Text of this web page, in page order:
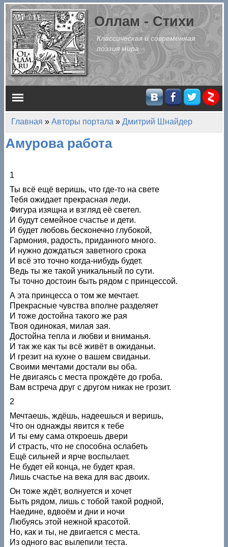
Перейти к основному содержанию
Оллам - Стихи
Классическая и современная
поэзия мира
Главное меню
Вы здесь
Главная » Авторы портала » Дмитрий Шнайдер
Амурова работа
1
Ты всё ещё веришь, что где-то на свете
Тебя ожидает прекрасная леди.
Фигура изящна и взгляд её светел.
И будут семейное счастье и дети.
И будет любовь бесконечно глубокой,
Гармония, радость, приданного много.
И нужно дождаться заветного срока
И всё это точно когда-нибудь будет.
Ведь ты же такой уникальный по сути.
Ты точно достоин быть рядом с принцессой.
А эта принцесса о том же мечтает.
Прекрасные чувства вполне разделяет
И тоже достойна такого же рая
Твоя одинокая, милая зая.
Достойна тепла и любви и вниманья.
И так же как ты всё живёт в ожиданьи.
И грезит на кухне о вашем свиданьи.
Своими мечтами достали вы оба.
Не двигаясь с места прождёте до гроба.
Вам встреча друг с другом никак не грозит.
2
Мечтаешь, ждёшь, надеешься и веришь,
Что он однажды явится к тебе
И ты ему сама откроешь двери
И страсть, что не способна ослабеть
Ещё сильней и ярче воспылает.
Не будет ей конца, не будет края.
Лишь счастье на века для вас двоих.
Он тоже ждёт, волнуется и хочет
Быть рядом, лишь с тобой такой родной,
Наедине, вдвоём и дни и ночи
Любуясь этой нежной красотой.
Но, как и ты, не двигается с места.
Из одного вас вылепили теста.